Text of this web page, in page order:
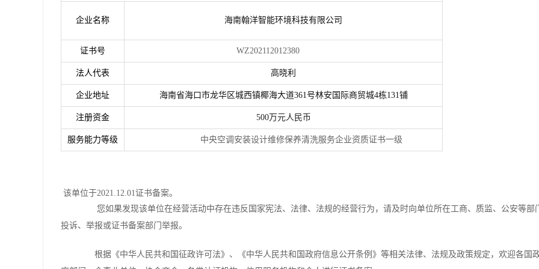
企业名称 海南翰洋智能环境科技有限公司
证书号 WZ202112012380
法人代表 高晓利
企业地址 海南省海口市龙华区城西镇椰海大道361号林安国际商贸城4栋131铺
注册资金 500万元人民币
服务能力等级 中央空调安装设计维修保养清洗服务企业资质证书一级
该单位于2021.12.01证书备案。
您如果发现该单位在经营活动中存在违反国家宪法、法律、法规的经营行为，请及时向单位所在工商、质监、公安等部
投诉、举报或证书备案部门举报。
根据《中华人民共和国征政许可法》、《中华人民共和国政府信息公开条例》等相关法律、法规及政策规定，欢迎各国